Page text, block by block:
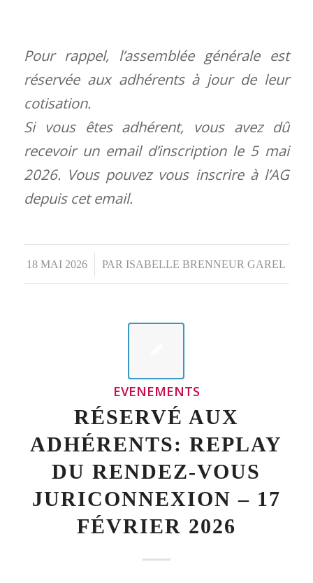
Pour rappel, l’assemblée générale est
réservée aux adhérents à jour de leur
cotisation.
Si vous êtes adhérent, vous avez dû
recevoir un email d’inscription le 5 mai
2026. Vous pouvez vous inscrire à l’AG
depuis cet email.
18 MAI 2026
/ PAR ISABELLE BRENNEUR GAREL
EVENEMENTS
RÉSERVÉ AUX
ADHÉRENTS: REPLAY
DU RENDEZ-VOUS
JURICONNEXION – 17
FÉVRIER 2026